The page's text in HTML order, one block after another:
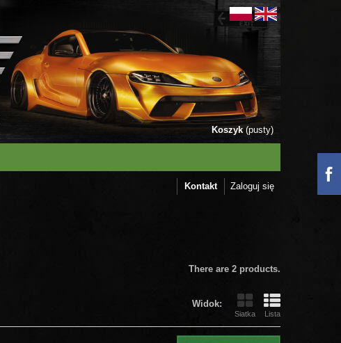
Koszyk (pusty)
Zaloguj się
Kontakt
There are 2 products.
Widok:
Siatka Lista